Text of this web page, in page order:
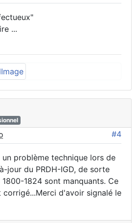
...
#4
problème technique lors de
jour du PRDH-IGD, de sorte
1824 sont manquants. Ce
corrigé...Merci d'avoir signalé le